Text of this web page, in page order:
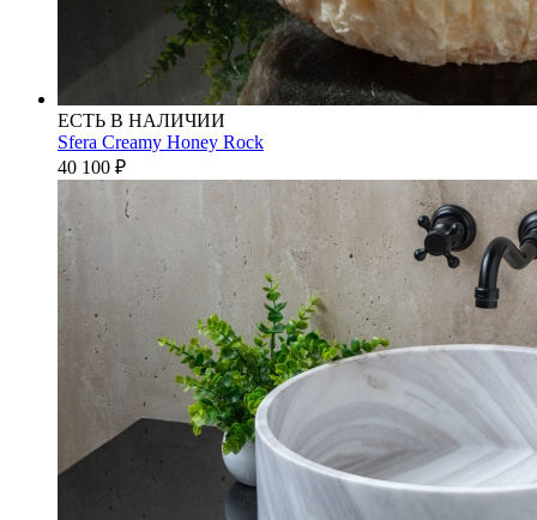
ЕСТЬ В НАЛИЧИИ
Sfera Creamy Honey Rock
40 100 ₽